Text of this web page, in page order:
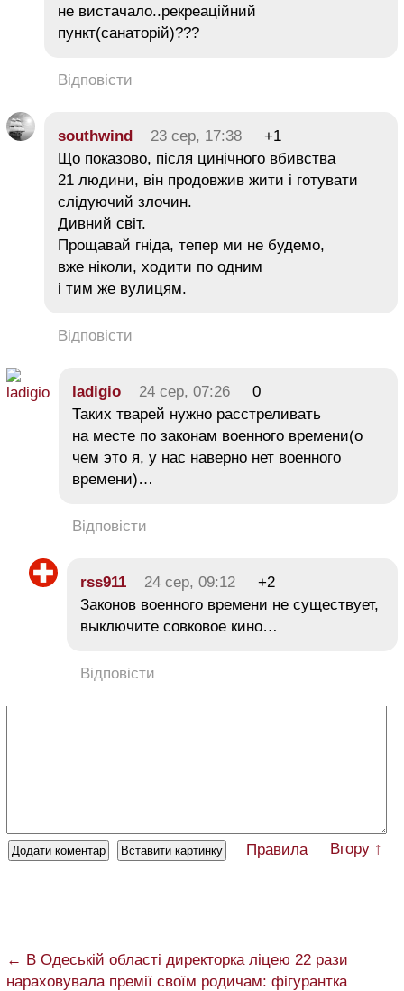
не вистачало..рекреаційний
пункт(санаторій)???
Відповісти
southwind 23 сер, 17:38
+1
Що показово, після цинічного вбивства
21 людини, він продовжив жити і готувати
слідуючий злочин.
Дивний світ.
Прощавай гніда, тепер ми не будемо,
вже ніколи, ходити по одним
і тим же вулицям.
Відповісти
ladigio 24 сер, 07:26
0
Таких тварей нужно расстреливать
на месте по законам военного времени(о
чем это я, у нас наверно нет военного
времени)…
Відповісти
rss911 24 сер, 09:12
+2
Законов военного времени не существует,
выключите совковое кино…
Відповісти
Правила Вгору ↑
← В Одеській області директорка ліцею 22 рази
нараховувала премії своїм родичам: фігурантка